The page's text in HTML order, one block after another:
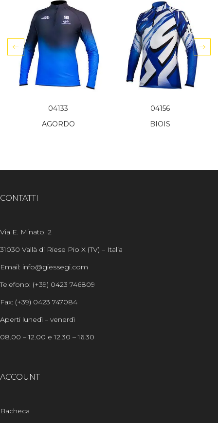
04133
AGORDO
04156
BIOIS
CONTATTI
Via E. Minato, 2
31030 Vallà di Riese Pio X (TV) – Italia
Email: info@giessegi.com
Telefono: (+39) 0423 746809
Fax: (+39) 0423 747084
Aperti lunedì – venerdì
08.00 – 12.00 e 12.30 – 16.30
ACCOUNT
Bacheca